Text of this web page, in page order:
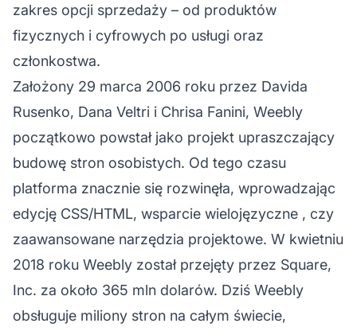
zakres opcji sprzedaży – od produktów
fizycznych i cyfrowych po usługi oraz
członkostwa.
Założony 29 marca 2006 roku przez Davida
Rusenko, Dana Veltri i Chrisa Fanini, Weebly
początkowo powstał jako projekt upraszczający
budowę stron osobistych. Od tego czasu
platforma znacznie się rozwinęła, wprowadzając
edycję CSS/HTML, wsparcie wielojęzyczne , czy
zaawansowane narzędzia projektowe. W kwietniu
2018 roku Weebly został przejęty przez Square,
Inc. za około 365 mln dolarów. Dziś Weebly
obsługuje miliony stron na całym świecie,